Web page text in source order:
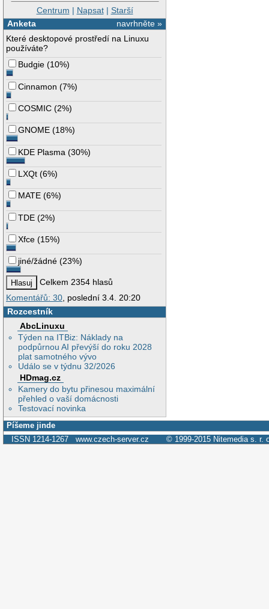
Centrum | Napsat| Starší
navrhněte »
Anketa
Které desktopové prostředí na Linuxu
používáte?
Budgie (10%)
Cinnamon (7%)
COSMIC (2%)
GNOME (18%)
KDE Plasma (30%)
LXQt (6%)
MATE (6%)
TDE (2%)
Xfce (15%)
jiné/žádné (23%)
Celkem 2354 hlasů
Komentářů: 30 , poslední 3.4. 20:20
Rozcestník
AbcLinuxu
Týden na ITBiz: Náklady na
podpůrnou AI převýší do roku 2028
plat samotného vývo
Událo se v týdnu 32/2026
HDmag.cz
Kamery do bytu přinesou maximální
přehled o vaší domácnosti
Testovací novinka
Píšeme jinde
ISSN 1214-1267 www.czech-server.cz © 1999-2015 Nitemedia s. r.